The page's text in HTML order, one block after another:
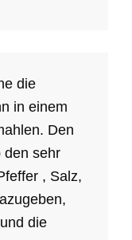
die
in einem
Den
den sehr
, Salz,
die